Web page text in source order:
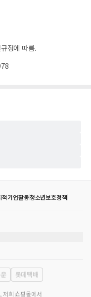
정에 따름.
적기업활동청소년보호정책
롯데택배
저희 쇼핑몰에서